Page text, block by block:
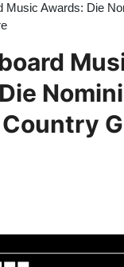
Music Awards: Die